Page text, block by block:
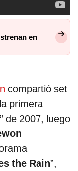
en
compartió set
primera
” de 2007, luego
the Rain”,